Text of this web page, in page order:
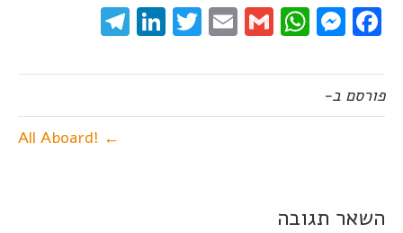
Facebook
Messenger
WhatsApp
Gmail
Email
Twitter
LinkedIn
פורסם ב-
← !All Aboard
השאר תגובה